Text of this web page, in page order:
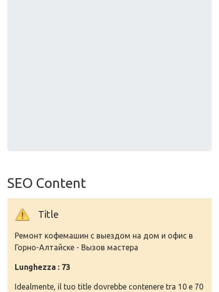
SEO Content
Title
Ремонт кофемашин с выездом на дом и офис в
Горно-Алтайске - Вызов мастера
Lunghezza : 73
Idealmente, il tuo title dovrebbe contenere tra 10 e 70